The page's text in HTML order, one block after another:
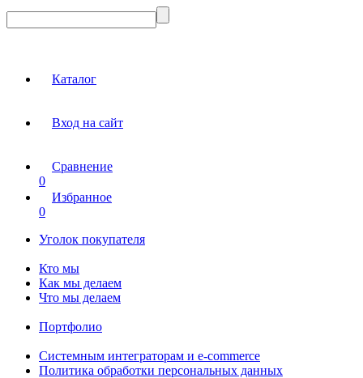
Каталог
Вход на сайт
Сравнение
0
Избранное
0
Уголок покупателя
Кто мы
Как мы делаем
Что мы делаем
Портфолио
Системным интеграторам и e-commerce
Политика обработки персональных данных